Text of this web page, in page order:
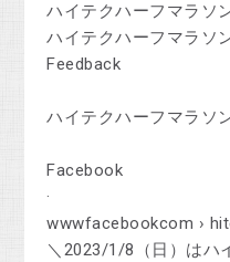
ハイテクハーフマラソ
ハイテクハーフマラソ
Feedback
ハイテクハーフマラソ
Facebook
·
wwwfacebookcom ›
＼2023/1/8（日）はハ